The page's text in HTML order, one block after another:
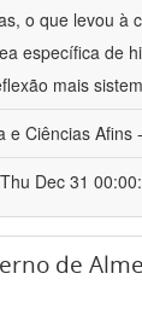
o que levou à
específica de
mais
e Ciências Afins
Dec 31
de